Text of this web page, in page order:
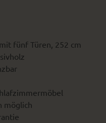
fünf Türen, 252 cm
möglich